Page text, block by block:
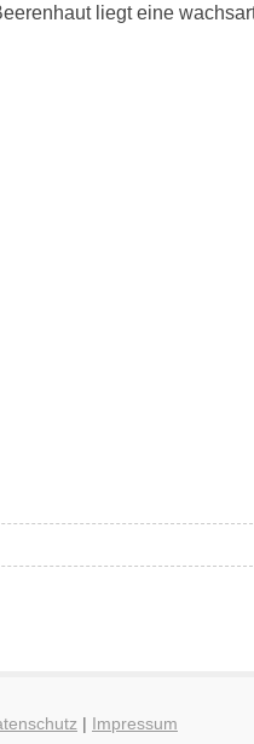
liegt eine
| Impressum